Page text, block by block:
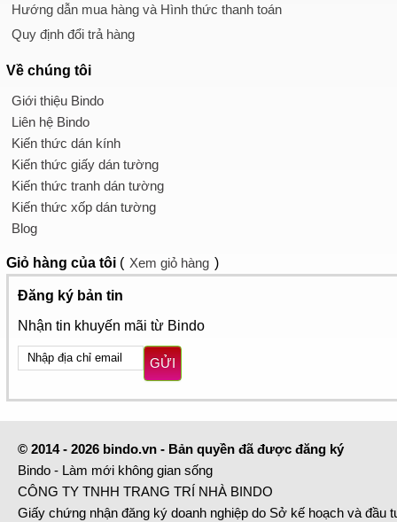
Hướng dẫn mua hàng và Hình thức thanh toán
Quy định đổi trả hàng
Về chúng tôi
Giới thiệu Bindo
Liên hệ Bindo
Kiến thức dán kính
Kiến thức giấy dán tường
Kiến thức tranh dán tường
Kiến thức xốp dán tường
Blog
Giỏ hàng của tôi ( Xem giỏ hàng )
Đăng ký bản tin
Nhận tin khuyến mãi từ Bindo
GỬI
© 2014 - 2026 bindo.vn - Bản quyền đã được đăng ký
Bindo - Làm mới không gian sống
CÔNG TY TNHH TRANG TRÍ NHÀ BINDO
Giấy chứng nhận đăng ký doanh nghiệp do Sở kế hoạch và đầu